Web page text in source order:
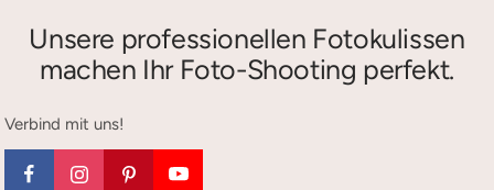
Unsere professionellen Fotokulissen
machen Ihr Foto-Shooting perfekt.
Verbind mit uns!